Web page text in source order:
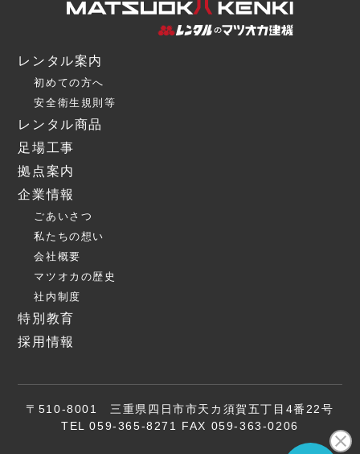
レンタル案内
初めての方へ
安全衛生規則等
レンタル商品
足場工事
拠点案内
企業情報
ごあいさつ
私たちの想い
会社概要
マツオカの歴史
社内制度
特別教育
採用情報
〒510-8001 三重県四日市市天カ須賀五丁目4番22号
TEL 059-365-8271 FAX 059-363-0206